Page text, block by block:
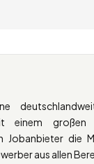
einem großen
Jobanbieter die
aus allen